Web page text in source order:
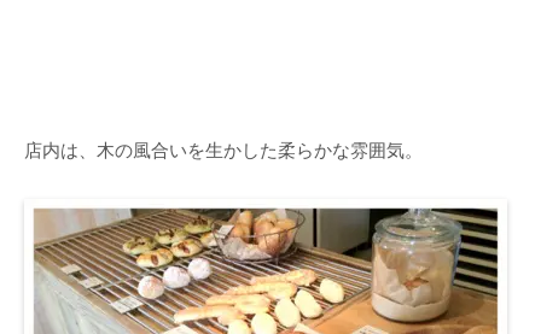
店内は、木の風合いを生かした柔らかな雰囲気。